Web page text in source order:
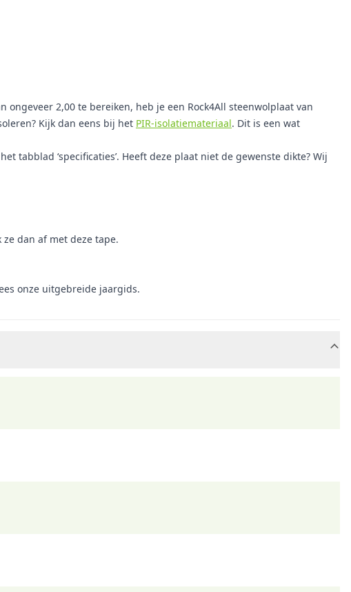
2,00 te bereiken, heb je een Rock4All steenwolplaat van
Kijk dan eens bij het PIR-isolatiemateriaal. Dit is een wat
tabblad ‘specificaties’. Heeft deze plaat niet de gewenste dikte? Wij
dan af met deze tape.
onze uitgebreide jaargids.